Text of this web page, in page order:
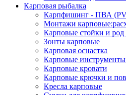
Карповая рыбалка
Карпфишинг - ПВА
Монтажи
Карповые стойки и
Зонты карповые
Карповая оснастка
Карповые инструменты
Карповые кровати
Карповые крючки и
Кресла карповые